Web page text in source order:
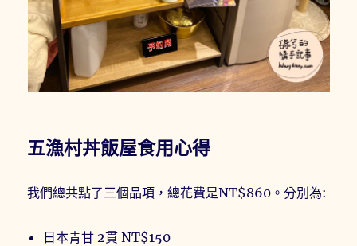
五漁村丼飯屋食用心得
我們總共點了三個品項，總花費是NT$860。分別為:
日本青甘 2貫 NT$150